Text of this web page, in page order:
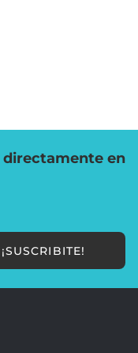
directamente en
¡SUSCRIBITE!